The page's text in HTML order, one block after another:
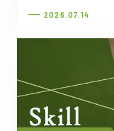
2026.07.14